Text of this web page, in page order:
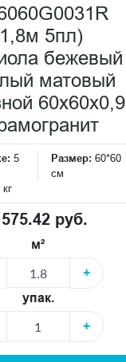
5пл)
бежевый
матовый
60x60x0,9
5
Размер: 60*60
см
руб.
м²
+
упак.
+